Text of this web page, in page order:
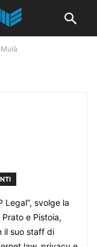
Legal”, svolge la
e Pistoia,
il suo staff di